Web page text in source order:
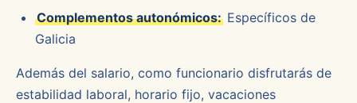
Complementos autonómicos: Específicos de
Galicia
Además del salario, como funcionario disfrutarás de
estabilidad laboral, horario fijo, vacaciones